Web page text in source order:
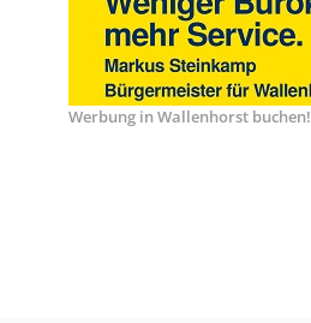
Werbung in Wallenhorst buchen!